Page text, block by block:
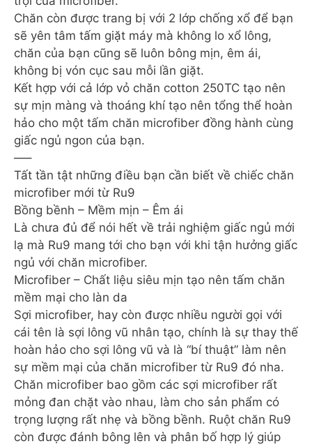
Chăn còn được trang bị với 2 lớp chống xổ để bạn
sẽ yên tâm tấm giặt máy mà không lo xổ lông,
chăn của bạn cũng sẽ luôn bông mịn, êm ái,
không bị vón cục sau mỗi lần giặt.
Kết hợp với cả lớp vỏ chăn cotton 250TC tạo nên
sự mịn màng và thoáng khí tạo nên tổng thể hoàn
hảo cho một tấm chăn microfiber đồng hành cùng
giấc ngủ ngon của bạn.
—–
Tất tần tật những điều bạn cần biết về chiếc chăn
microfiber mới từ Ru9
Bồng bềnh – Mềm mịn – Êm ái
Là chưa đủ để nói hết về trải nghiệm giấc ngủ mới
lạ mà Ru9 mang tới cho bạn với khi tận hưởng giấc
ngủ với chăn microfiber.
Microfiber – Chất liệu siêu mịn tạo nên tấm chăn
mềm mại cho làn da
Sợi microfiber, hay còn được nhiều người gọi với
cái tên là sợi lông vũ nhân tạo, chính là sự thay thế
hoàn hảo cho sợi lông vũ và là “bí thuật” làm nên
sự mềm mại của chăn microfiber từ Ru9 đó nha.
Chăn microfiber bao gồm các sợi microfiber rất
mỏng đan chặt vào nhau, làm cho sản phẩm có
trọng lượng rất nhẹ và bồng bềnh. Ruột chăn Ru9
còn được đánh bông lên và phân bố hợp lý giúp